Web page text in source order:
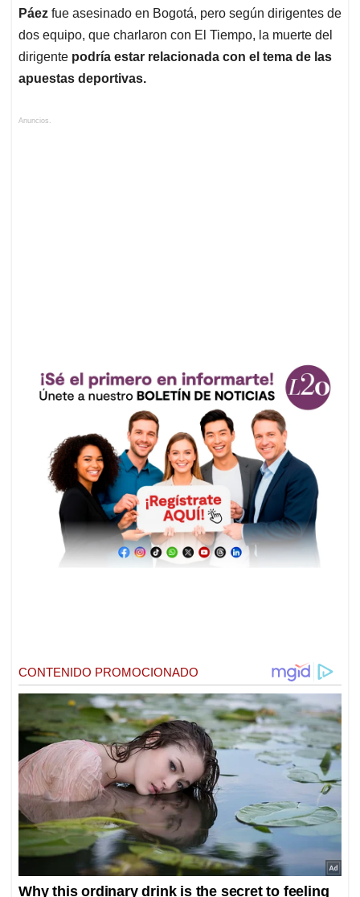
Páez fue asesinado en Bogotá, pero según dirigentes de
dos equipo, que charlaron con El Tiempo, la muerte del
dirigente podría estar relacionada con el tema de las
apuestas deportivas.
Anuncios.